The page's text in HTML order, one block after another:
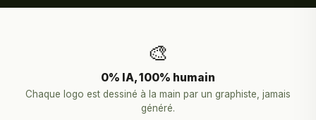
🎨
0% IA, 100% humain
Chaque logo est dessiné à la main par un graphiste, jamais
généré.